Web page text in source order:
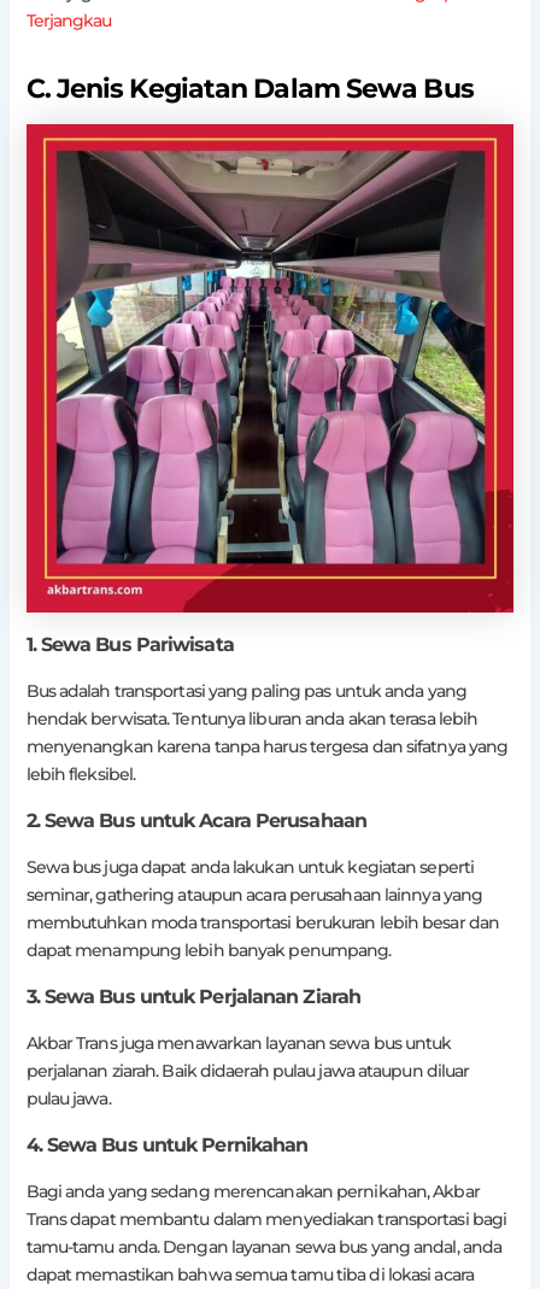
Terjangkau
C. Jenis Kegiatan Dalam Sewa Bus
1. Sewa Bus Pariwisata
Bus adalah transportasi yang paling pas untuk anda yang
hendak berwisata. Tentunya liburan anda akan terasa lebih
menyenangkan karena tanpa harus tergesa dan sifatnya yang
lebih fleksibel.
2. Sewa Bus untuk Acara Perusahaan
Sewa bus juga dapat anda lakukan untuk kegiatan seperti
seminar, gathering ataupun acara perusahaan lainnya yang
membutuhkan moda transportasi berukuran lebih besar dan
dapat menampung lebih banyak penumpang.
3. Sewa Bus untuk Perjalanan Ziarah
Akbar Trans juga menawarkan layanan sewa bus untuk
perjalanan ziarah. Baik didaerah pulau jawa ataupun diluar
pulau jawa.
4. Sewa Bus untuk Pernikahan
Bagi anda yang sedang merencanakan pernikahan, Akbar
Trans dapat membantu dalam menyediakan transportasi bagi
tamu-tamu anda. Dengan layanan sewa bus yang andal, anda
dapat memastikan bahwa semua tamu tiba di lokasi acara